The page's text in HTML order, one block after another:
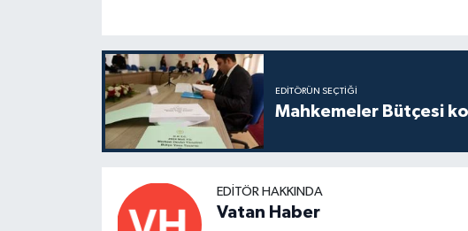
EDITÖRÜN SEÇTIĞI
Mahkemeler Bütçesi
EDITÖR HAKKINDA
Vatan Haber